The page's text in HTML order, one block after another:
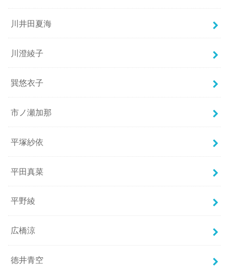
川井田夏海
川澄綾子
巽悠衣子
市ノ瀬加那
平塚紗依
平田真菜
平野綾
広橋涼
徳井青空